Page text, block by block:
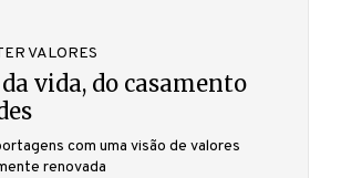
VALORES
vida, do casamento
com uma visão de valores
renovada